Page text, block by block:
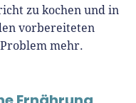
zu kochen und in
vorbereiteten
mehr.